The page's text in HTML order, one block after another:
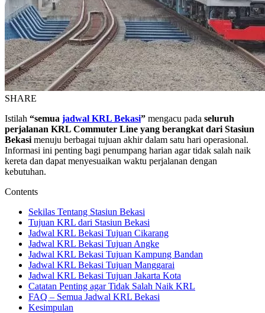
SHARE
Istilah “semua jadwal KRL Bekasi” mengacu pada seluruh
perjalanan KRL Commuter Line yang berangkat dari Stasiun
Bekasi menuju berbagai tujuan akhir dalam satu hari operasional.
Informasi ini penting bagi penumpang harian agar tidak salah naik
kereta dan dapat menyesuaikan waktu perjalanan dengan
kebutuhan.
Contents
Sekilas Tentang Stasiun Bekasi
Tujuan KRL dari Stasiun Bekasi
Jadwal KRL Bekasi Tujuan Cikarang
Jadwal KRL Bekasi Tujuan Angke
Jadwal KRL Bekasi Tujuan Kampung Bandan
Jadwal KRL Bekasi Tujuan Manggarai
Jadwal KRL Bekasi Tujuan Jakarta Kota
Catatan Penting agar Tidak Salah Naik KRL
FAQ – Semua Jadwal KRL Bekasi
Kesimpulan